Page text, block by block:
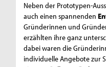
Neben der Prototypen-
auch einen spannenden
Gründerinnen und
erzählten ihre ganz
dabei waren die
individuelle Angebote zur